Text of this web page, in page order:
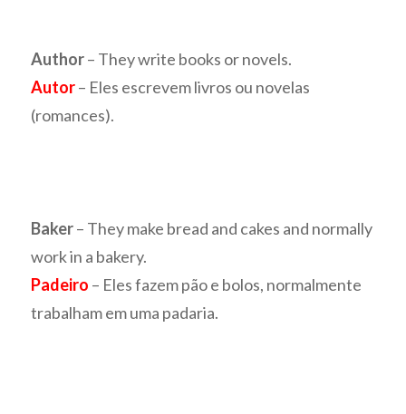
Author– They write books or novels.
Autor– Eles escrevem livros ou novelas
(romances).
Baker– They make bread and cakes and normally
work in a bakery.
Padeiro – Eles fazem pão e bolos, normalmente
trabalham em uma padaria.